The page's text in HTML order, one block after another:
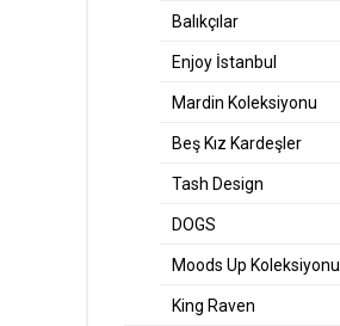
Balıkçılar
Enjoy İstanbul
Mardin Koleksiyonu
Beş Kız Kardeşler
Tash Design
DOGS
Moods Up Koleksiyonu
King Raven